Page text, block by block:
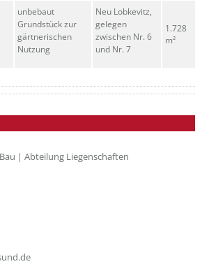
unbebaut
Grundstück zur
gärtnerischen
Nutzung
Neu Lobkevitz,
gelegen
zwischen Nr. 6
und Nr. 7
1.728
m²
| Abteilung Liegenschaften